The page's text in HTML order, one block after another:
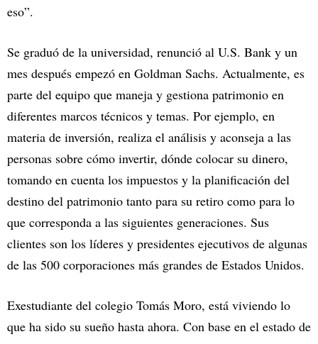
eso”.
Se graduó de la universidad, renunció al U.S. Bank y un
mes después empezó en Goldman Sachs. Actualmente, es
parte del equipo que maneja y gestiona patrimonio en
diferentes marcos técnicos y temas. Por ejemplo, en
materia de inversión, realiza el análisis y aconseja a las
personas sobre cómo invertir, dónde colocar su dinero,
tomando en cuenta los impuestos y la planificación del
destino del patrimonio tanto para su retiro como para lo
que corresponda a las siguientes generaciones. Sus
clientes son los líderes y presidentes ejecutivos de algunas
de las 500 corporaciones más grandes de Estados Unidos.
Exestudiante del colegio Tomás Moro, está viviendo lo
que ha sido su sueño hasta ahora. Con base en el estado de